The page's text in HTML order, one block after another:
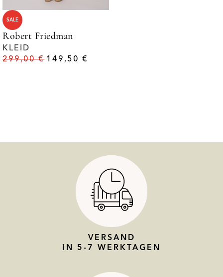
SALE
Robert Friedman
KLEID
299,00€ 149,50€
VERSAND
IN 5-7 WERKTAGEN